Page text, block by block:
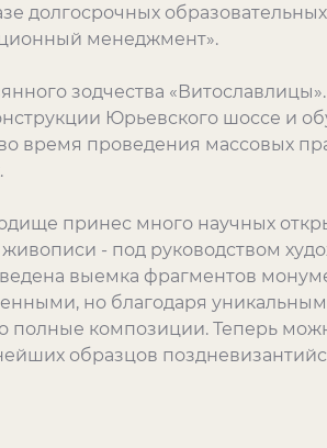
долгосрочных
менеджмент».
зодчества «Витославлицы».
Юрьевского шоссе и
время проведения массовых
принес много научных
- под руководством
выемка фрагментов
но благодаря
полные композиции. Теперь
образцов